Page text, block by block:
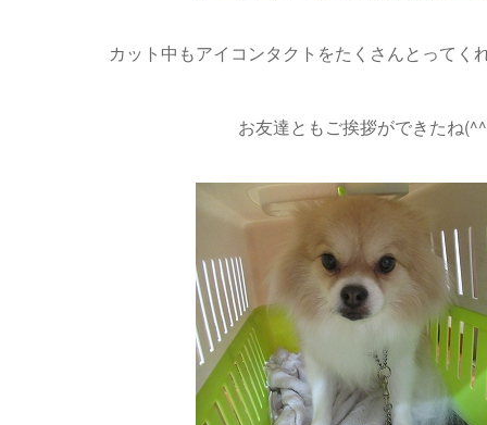
カット中もアイコンタクトをたくさんとってく
お友達ともご挨拶ができたね